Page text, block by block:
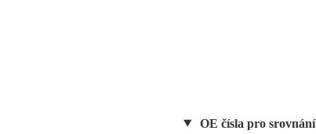
OE čísla pro srovnání